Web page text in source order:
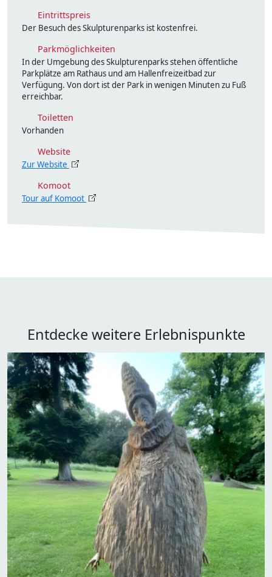
Eintrittspreis
Der Besuch des Skulpturenparks ist kostenfrei.
Parkmöglichkeiten
In der Umgebung des Skulpturenparks stehen öffentliche
Parkplätze am Rathaus und am Hallenfreizeitbad zur
Verfügung. Von dort ist der Park in wenigen Minuten zu Fuß
erreichbar.
Toiletten
Vorhanden
Website
Zur Website
Komoot
Tour auf Komoot
Entdecke weitere Erlebnispunkte